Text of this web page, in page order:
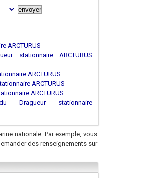
ARCTURUS
stationnaire ARCTURUS
ARCTURUS
ARCTURUS
ARCTURUS
Dragueur stationnaire
nationale. Par exemple, vous
des renseignements sur